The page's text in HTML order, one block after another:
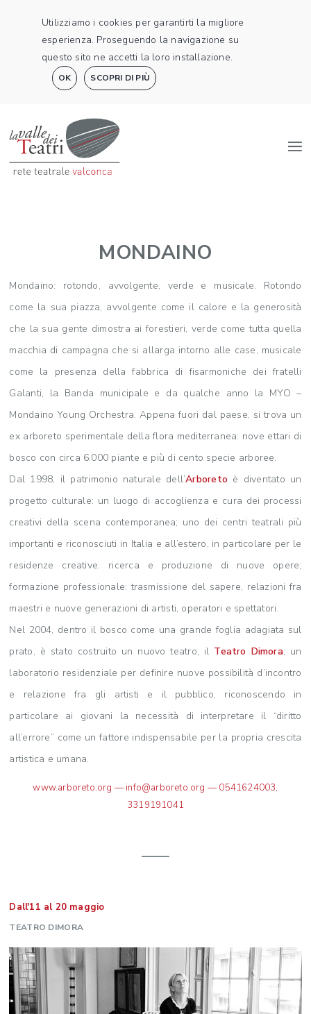
Utilizziamo i cookies per garantirti la migliore
esperienza. Proseguendo la navigazione su
questo sito ne accetti la loro installazione.
OK SCOPRI DI PIÙ
MONDAINO
Mondaino: rotondo, avvolgente, verde e musicale. Rotondo
come la sua piazza, avvolgente come il calore e la generosità
che la sua gente dimostra ai forestieri, verde come tutta quella
macchia di campagna che si allarga intorno alle case, musicale
come la presenza della fabbrica di fisarmoniche dei fratelli
Galanti, la Banda municipale e da qualche anno la MYO –
Mondaino Young Orchestra. Appena fuori dal paese, si trova un
ex arboreto sperimentale della flora mediterranea: nove ettari di
bosco con circa 6.000 piante e più di cento specie arboree.
Dal 1998, il patrimonio naturale dell’Arboreto è diventato un
progetto culturale: un luogo di accoglienza e cura dei processi
creativi della scena contemporanea; uno dei centri teatrali più
importanti e riconosciuti in Italia e all’estero, in particolare per le
residenze creative: ricerca e produzione di nuove opere;
formazione professionale: trasmissione del sapere, relazioni fra
maestri e nuove generazioni di artisti, operatori e spettatori.
Nel 2004, dentro il bosco come una grande foglia adagiata sul
prato, è stato costruito un nuovo teatro, il Teatro Dimora; un
laboratorio residenziale per definire nuove possibilità d’incontro
e relazione fra gli artisti e il pubblico, riconoscendo in
particolare ai giovani la necessità di interpretare il “diritto
all’errore” come un fattore indispensabile per la propria crescita
artistica e umana.
www.arboreto.org — info@arboreto.org — 0541624003,
3319191041
Dall'11 al 20 maggio
TEATRO DIMORA